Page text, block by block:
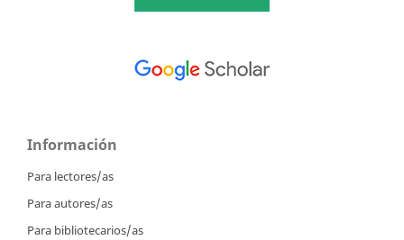
Información
Para lectores/as
Para autores/as
Para bibliotecarios/as